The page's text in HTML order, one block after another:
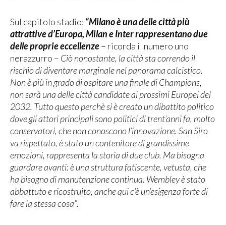
Sul capitolo stadio: “Milano è una delle città più
attrattive d’Europa, Milan e Inter rappresentano due
delle proprie eccellenze– ricorda il numero uno
nerazzurro – Ciò nonostante, la città sta correndo il
rischio di diventare marginale nel panorama calcistico.
Non è più in grado di ospitare una finale di Champions,
non sarà una delle città candidate ai prossimi Europei del
2032. Tutto questo perchè si è creato un dibattito politico
dove gli attori principali sono politici di trent’anni fa, molto
conservatori, che non conoscono l’innovazione. San Siro
va rispettato, è stato un contenitore di grandissime
emozioni, rappresenta la storia di due club. Ma bisogna
guardare avanti: è una struttura fatiscente, vetusta, che
ha bisogno di manutenzione continua. Wembley è stato
abbattuto e ricostruito, anche qui c’è un’esigenza forte di
fare la stessa cosa”.